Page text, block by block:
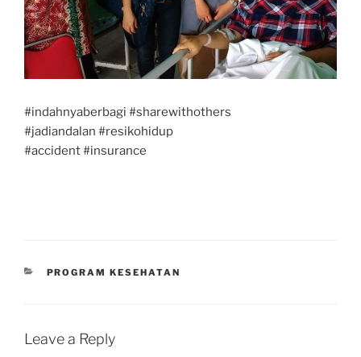
#indahnyaberbagi #sharewithothers
#jadiandalan #resikohidup
#accident #insurance
CATEGORIES
PROGRAM KESEHATAN
Leave a Reply